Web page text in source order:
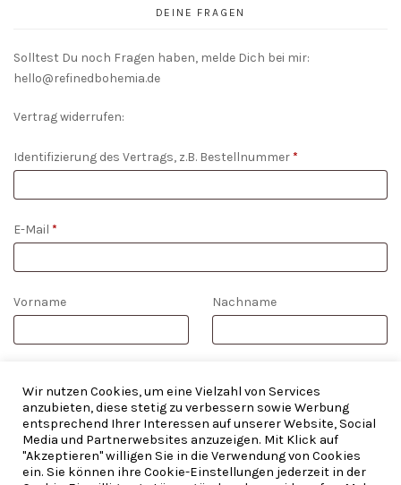
DEINE FRAGEN
Solltest Du noch Fragen haben, melde Dich bei mir:
hello@refinedbohemia.de
Vertrag widerrufen:
Identifizierung des Vertrags, z.B. Bestellnummer*
E-Mail *
E-
Vorname Nachname
WIDERRUF BESTÄTIGEN
Wir nutzen Cookies, um eine Vielzahl von Services
anzubieten, diese stetig zu verbessern sowie Werbung
entsprechend Ihrer Interessen auf unserer Website, Social
Media und Partnerwebsites anzuzeigen. Mit Klick auf
"Akzeptieren" willigen Sie in die Verwendung von Cookies
ein. Sie können ihre Cookie-Einstellungen jederzeit in der